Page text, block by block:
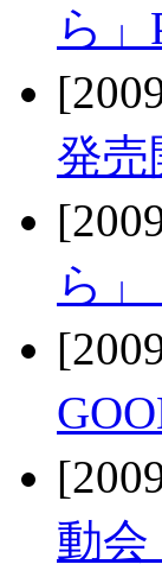
ら
発売
ら
動会